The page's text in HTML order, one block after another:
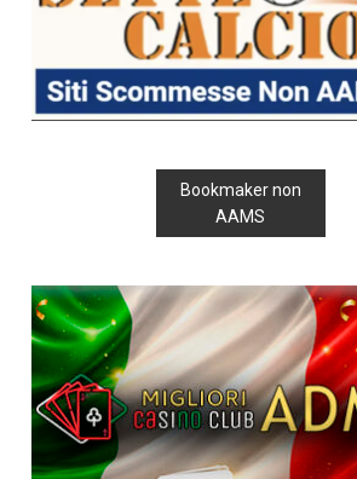
Bookmaker non
AAMS